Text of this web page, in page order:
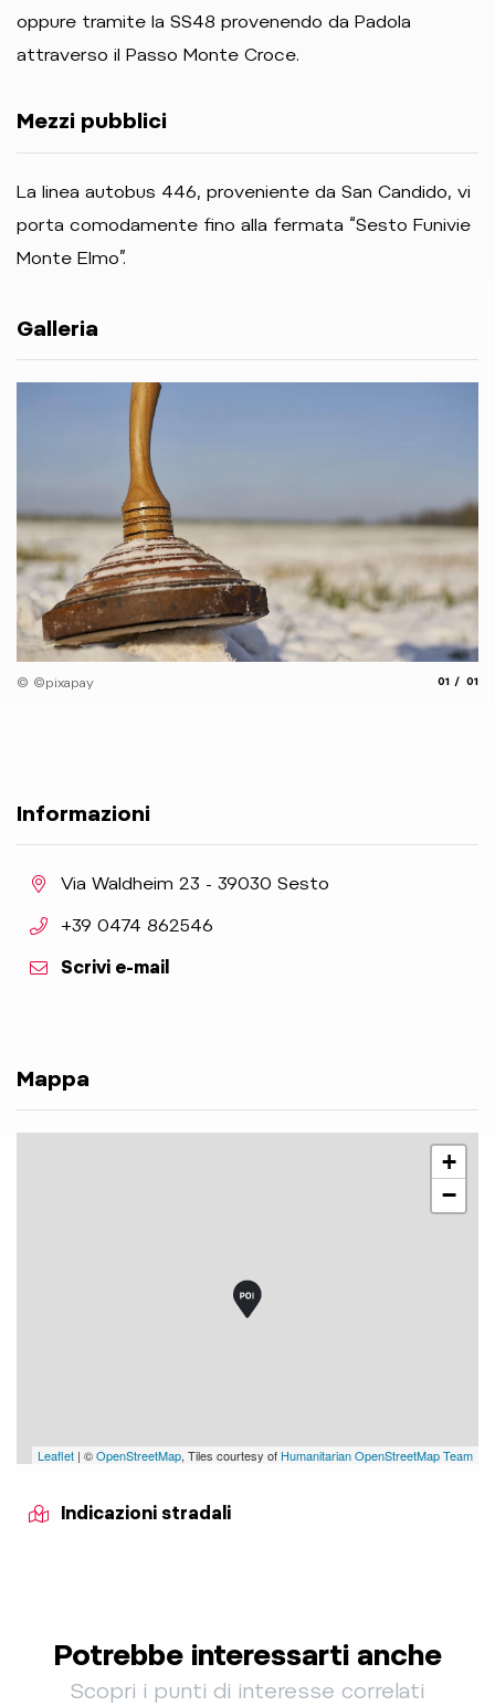
oppure tramite la SS48 provenendo da Padola
attraverso il Passo Monte Croce.
Mezzi pubblici
La linea autobus 446, proveniente da San Candido, vi
porta comodamente fino alla fermata “Sesto Funivie
Monte Elmo”.
Galleria
© ©pixapay 01 01
Informazioni
aria.location:
Via Waldheim 23 - 39030 Sesto
aria.phone:
+39 0474 862546
Scrivi e-mail
Mappa
+
−
Leaflet | ©OpenStreetMap, Tiles courtesy of Humanitarian OpenStreetMap Team
Indicazioni stradali
Potrebbe interessarti anche
Scopri i punti di interesse correlati